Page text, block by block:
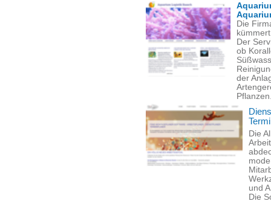
Die
Der
ob
der
Die
und
Die